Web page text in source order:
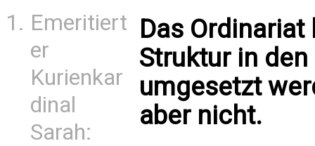
Emeritiert
er
Kurienkar
dinal
Sarah:
Das
Struktur in
umgesetzt
aber nicht.